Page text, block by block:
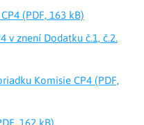
(PDF, 163 kB)
v znení Dodatku č.1, č.2.
Komisie CP4 (PDF,
162 kB)